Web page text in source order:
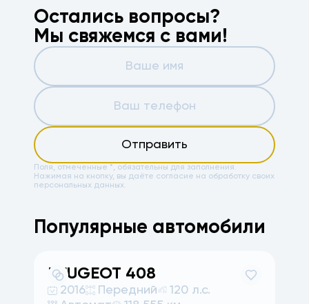
Остались вопросы?
Мы свяжемся с вами!
Отправить
Поля, отмеченные *, обязательны для заполнения.
Нажимая на кнопку, вы даёте согласие на обработку своих
персональных данных.
Популярные автомобили
PEUGEOT 408
2016 Передний
120 л.с.